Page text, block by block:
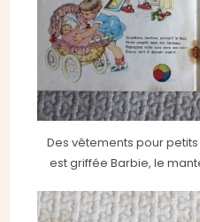
Des vêtements pour
est griffée Barbie, le